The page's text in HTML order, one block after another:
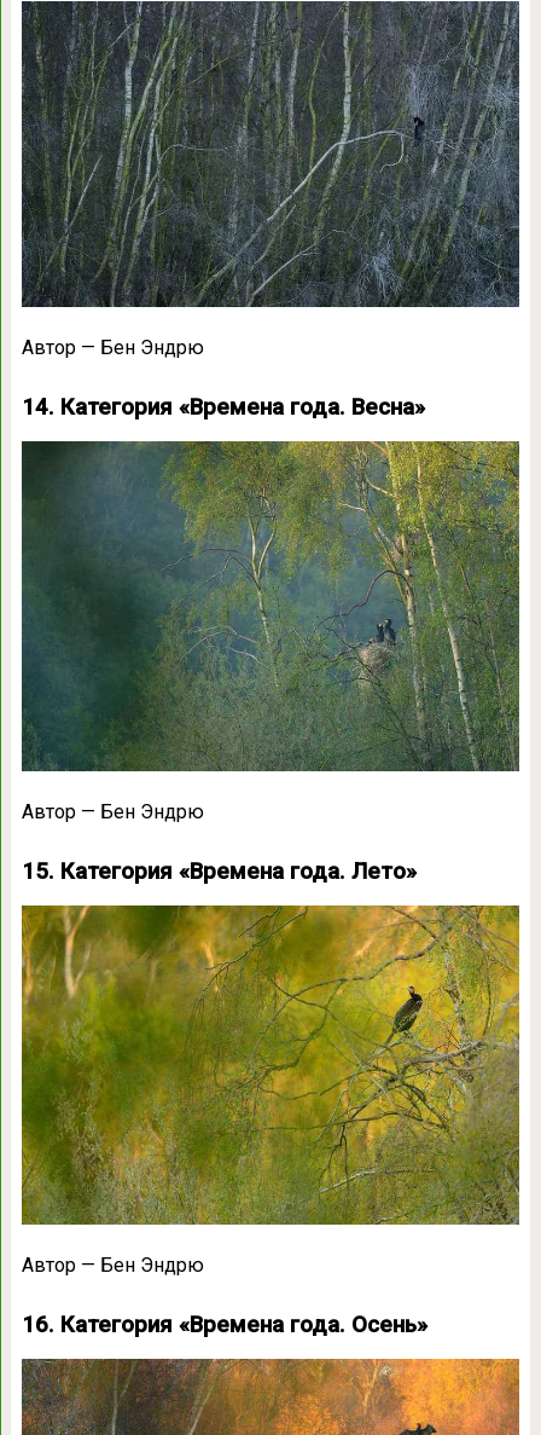
Автор — Бен Эндрю
14. Категория «Времена года. Весна»
Автор — Бен Эндрю
15. Категория «Времена года. Лето»
Автор — Бен Эндрю
16. Категория «Времена года. Осень»